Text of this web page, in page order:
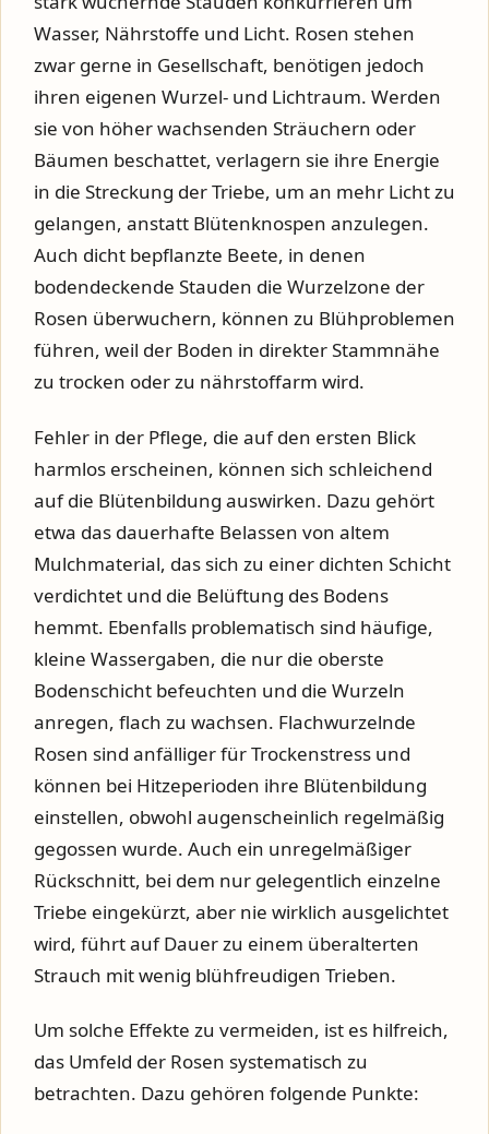
Wasser, Nährstoffe und Licht. Rosen stehen
zwar gerne in Gesellschaft, benötigen jedoch
ihren eigenen Wurzel- und Lichtraum. Werden
sie von höher wachsenden Sträuchern oder
Bäumen beschattet, verlagern sie ihre Energie
in die Streckung der Triebe, um an mehr Licht zu
gelangen, anstatt Blütenknospen anzulegen.
Auch dicht bepflanzte Beete, in denen
bodendeckende Stauden die Wurzelzone der
Rosen überwuchern, können zu Blühproblemen
führen, weil der Boden in direkter Stammnähe
zu trocken oder zu nährstoffarm wird.
Fehler in der Pflege, die auf den ersten Blick
harmlos erscheinen, können sich schleichend
auf die Blütenbildung auswirken. Dazu gehört
etwa das dauerhafte Belassen von altem
Mulchmaterial, das sich zu einer dichten Schicht
verdichtet und die Belüftung des Bodens
hemmt. Ebenfalls problematisch sind häufige,
kleine Wassergaben, die nur die oberste
Bodenschicht befeuchten und die Wurzeln
anregen, flach zu wachsen. Flachwurzelnde
Rosen sind anfälliger für Trockenstress und
können bei Hitzeperioden ihre Blütenbildung
einstellen, obwohl augenscheinlich regelmäßig
gegossen wurde. Auch ein unregelmäßiger
Rückschnitt, bei dem nur gelegentlich einzelne
Triebe eingekürzt, aber nie wirklich ausgelichtet
wird, führt auf Dauer zu einem überalterten
Strauch mit wenig blühfreudigen Trieben.
Um solche Effekte zu vermeiden, ist es hilfreich,
das Umfeld der Rosen systematisch zu
betrachten. Dazu gehören folgende Punkte: